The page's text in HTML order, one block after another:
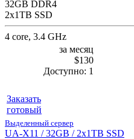
32GB DDR4
2x1TB SSD
4 core, 3.4 GHz
за месяц
$130
Доступно: 1
Заказать
готовый
Выделенный сервер
UA-X11 / 32GB / 2x1TB SSD